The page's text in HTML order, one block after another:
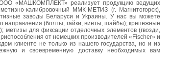
ООО «МАШКОМПЛЕКТ» реализует продукцию ведущих
калибровочный ММК-МЕТИЗ (г. Магнитогорск),
заводы Беларуси и Украины. У нас вы можете
направления (болты, гайки, винты, шайбы); крепежные
для фиксации отделочных элементов (гвозди,
от немецких производителей «Fischer» и
клиенте не только из нашего государства, но и из
и своевременную доставку необходимых вам